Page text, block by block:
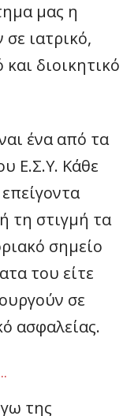
μας η
ιατρικό,
διοικητικό
ένα από τα
Ε.Σ.Υ. Κάθε
τη στιγμή τα
σημείο
του είτε
σε
ασφαλείας.
της